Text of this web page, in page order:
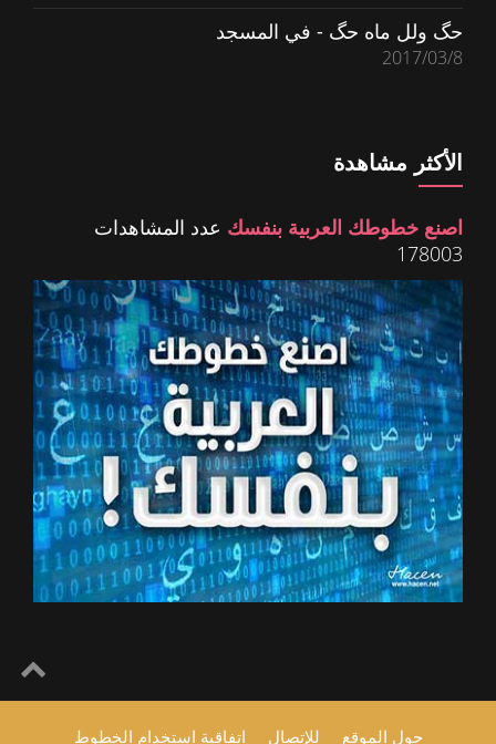
حگ ولل ماه حگ - في المسجد
2017/03/8
الأكثر مشاهدة
اصنع خطوطك العربية بنفسك عدد المشاهدات
178003
حول الموقع للإتصال اتفاقية استخدام الخطوط